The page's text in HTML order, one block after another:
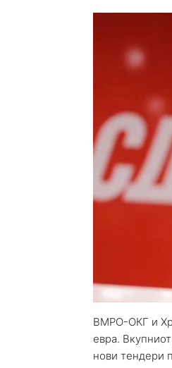
ВМРО-ОКГ и
евра.
нови тендери